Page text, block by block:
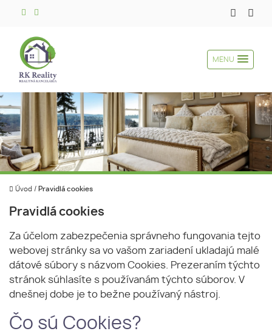
MENU
Úvod / Pravidlá cookies
Pravidlá cookies
Za účelom zabezpečenia správneho fungovania tejto
webovej stránky sa vo vašom zariadení ukladajú malé
dátové súbory s názvom Cookies. Prezeraním týchto
stránok súhlasíte s používanám týchto súborov. V
dnešnej dobe je to bežne používaný nástroj.
Čo sú Cookies?